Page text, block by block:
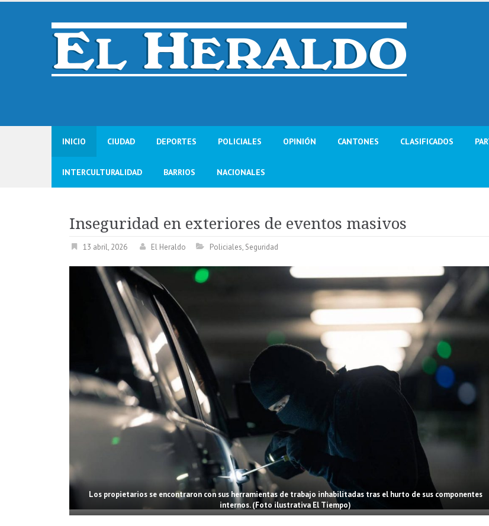
Skip
INICIO CIUDAD DEPORTES POLICIALES OPINIÓN CANTONES CLASIFICADOS
INTERCULTURALIDAD BARRIOS NACIONALES
Inseguridad en exteriores de eventos masivos
13 abril, 2026 El Heraldo Policiales, Seguridad
Los propietarios se encontraron con sus herramientas de trabajo inhabilitadas tras el hurto de sus componentes
internos. (Foto ilustrativa El Tiempo)